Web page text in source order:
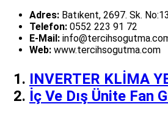
Adres: Batıkent, 2697. Sk.
Telefon: 0552 223 91 72
E-Mail:
Web: www.tercihsogutma.com
INVERTER KLİMA
İç Ve Dış Ünite Fan